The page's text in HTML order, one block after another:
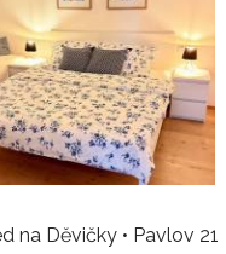
na Děvičky • Pavlov 21